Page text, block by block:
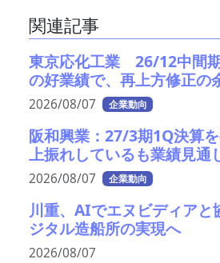
関連記事
東京応化工業 26/12中間
の好業績で、再上方修正の
2026/08/07 企業動向
阪和興業：27/3期1Q決算
上振れしているも業績見通
2026/08/07 企業動向
川重、AIでエヌビディアと
ジタル造船所の実現へ
2026/08/07